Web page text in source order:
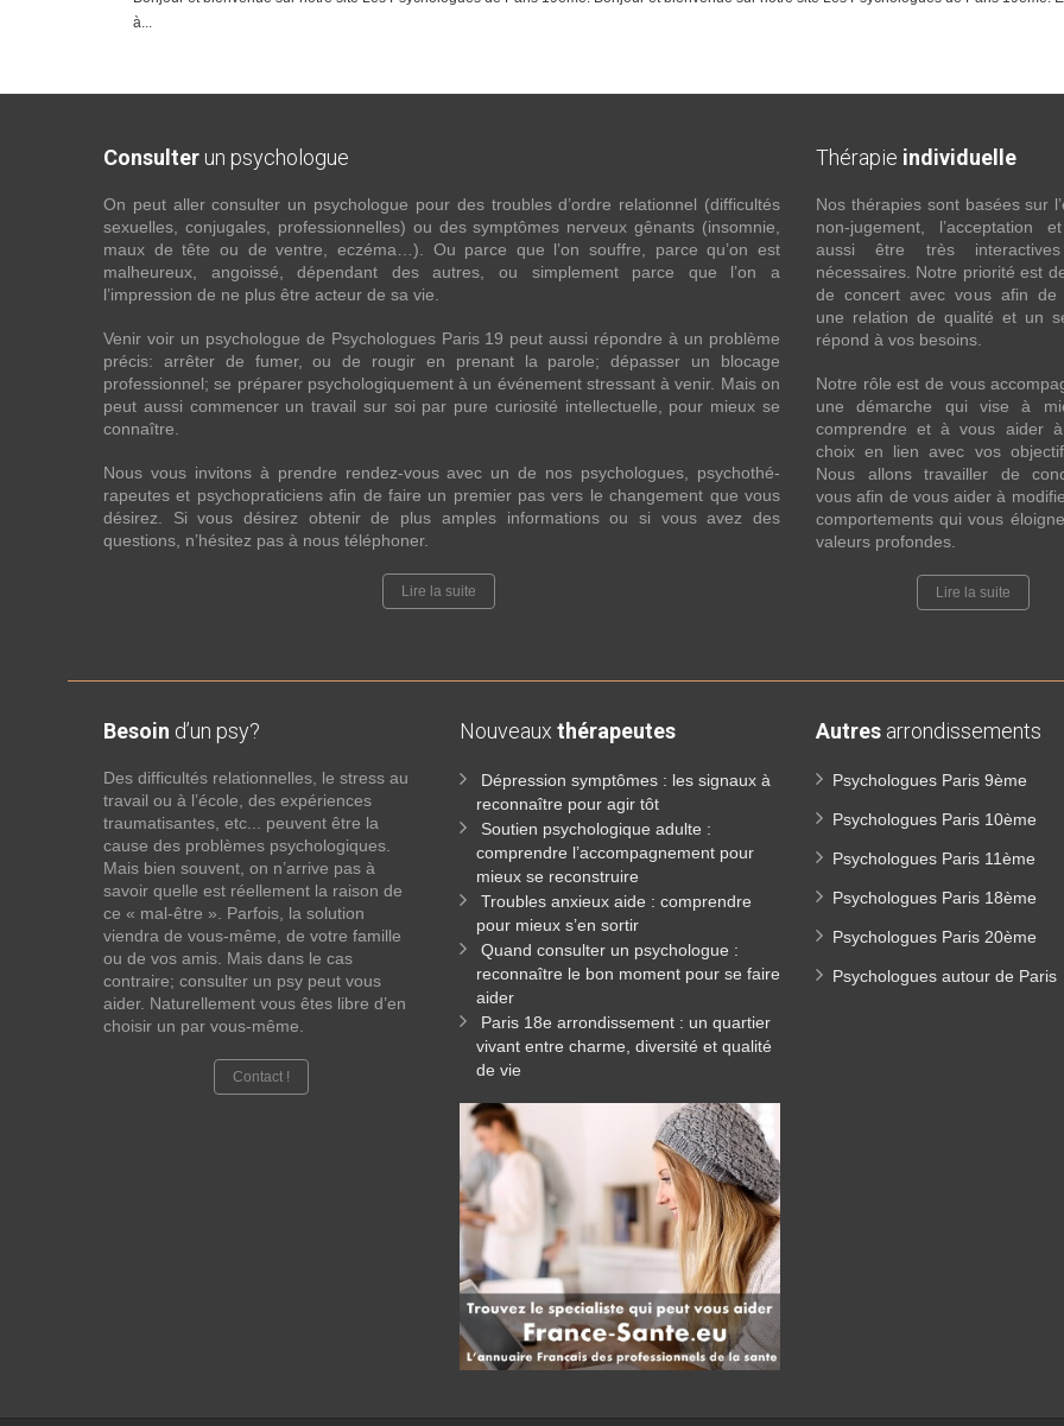
à...
Consulter un psychologue
On peut aller consulter un psychologue pour des troubles d’ordre relationnel (difficultés
sexuelles, conjugales, professionnelles) ou des symptômes nerveux gênants (insomnie,
maux de tête ou de ventre, eczéma…). Ou parce que l’on souffre, parce qu’on est
malheureux, angoissé, dépendant des autres, ou simplement parce que l’on a
l’impression de ne plus être acteur de sa vie.
Venir voir un psychologue de Psychologues Paris 19 peut aussi répondre à un problème
précis: arrêter de fumer, ou de rougir en prenant la parole; dépasser un blocage
professionnel; se préparer psychologiquement à un événement stressant à venir. Mais on
peut aussi commencer un travail sur soi par pure curiosité intellectuelle, pour mieux se
connaître.
Nous vous invitons à prendre rendez-vous avec un de nos psychologues, psychothé-
rapeutes et psychopraticiens afin de faire un premier pas vers le changement que vous
désirez. Si vous désirez obtenir de plus amples informations ou si vous avez des
questions, n’hésitez pas à nous téléphoner.
Lire la suite
Thérapie individuelle
Nos thérapies sont basées sur
non-jugement, l’acceptation
aussi être très
nécessaires. Notre priorité est
de concert avec vous afin de
une relation de qualité et un
répond à vos besoins.
Notre rôle est de vous
une démarche qui vise à
comprendre et à vous aider
choix en lien avec vos
Nous allons travailler de
vous afin de vous aider à
comportements qui vous
valeurs profondes.
Lire la suite
Besoin d’un psy?
Des difficultés relationnelles, le stress au
travail ou à l’école, des expériences
traumatisantes, etc... peuvent être la
cause des problèmes psychologiques.
Mais bien souvent, on n’arrive pas à
savoir quelle est réellement la raison de
ce « mal-être ». Parfois, la solution
viendra de vous-même, de votre famille
ou de vos amis. Mais dans le cas
contraire; consulter un psy peut vous
aider. Naturellement vous êtes libre d’en
choisir un par vous-même.
Contact !
Nouveaux thérapeutes
Dépression symptômes : les signaux à
reconnaître pour agir tôt
Soutien psychologique adulte :
comprendre l’accompagnement pour
mieux se reconstruire
Troubles anxieux aide : comprendre
pour mieux s’en sortir
Quand consulter un psychologue :
reconnaître le bon moment pour se faire
aider
Paris 18e arrondissement : un quartier
vivant entre charme, diversité et qualité
de vie
Autres arrondissements
Psychologues Paris 9ème
Psychologues Paris 10ème
Psychologues Paris 11ème
Psychologues Paris 18ème
Psychologues Paris 20ème
Psychologues autour de Paris